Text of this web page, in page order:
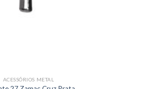
ACESSÓRIOS METAL